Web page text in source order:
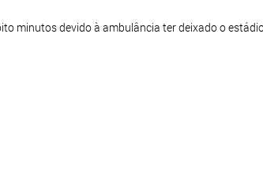
minutos devido à ambulância ter deixado o